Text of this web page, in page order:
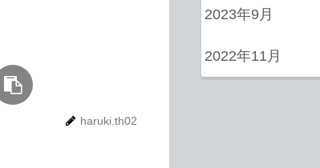
haruki.th02
2023年9月
2022年11月